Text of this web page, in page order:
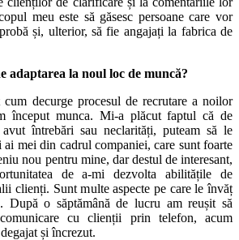
meu este să găsesc persoane care vor
și, ulterior, să fie angajați la fabrica de
adaptarea la noul loc de muncă?
decurge procesul de recrutare a noilor
început munca. Mi-a plăcut faptul că de
întrebări sau neclarități, puteam să le
ai mei din cadrul companiei, care sunt foarte
nou pentru mine, dar destul de interesant,
de a-mi dezvolta abilitățile de
clienți. Sunt multe aspecte pe care le învăț
După o săptămână de lucru am reușit să
cu clienții prin telefon, acum
și încrezut.